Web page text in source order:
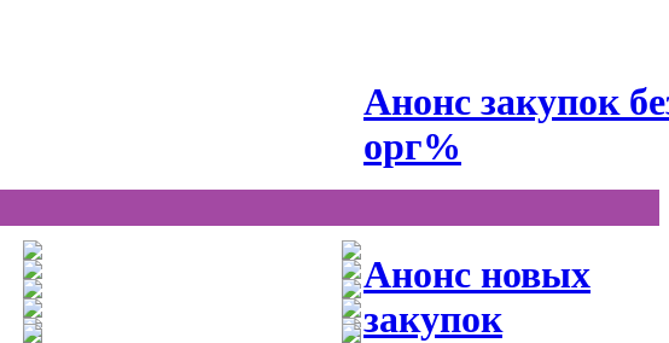
Анонс закупок
орг%
Анонс новых
закупок